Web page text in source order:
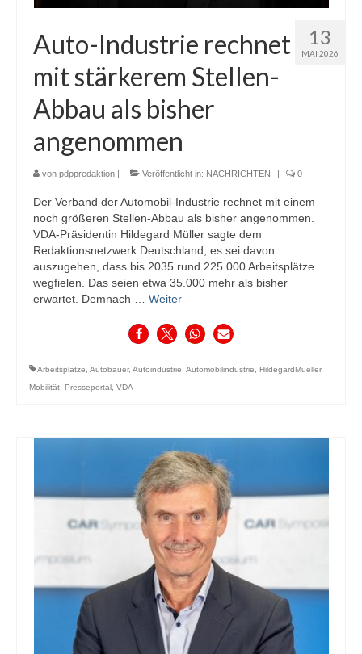
13
MAI 2026
Auto-Industrie rechnet
mit stärkerem Stellen-
Abbau als bisher
angenommen
von pdppredaktion | Veröffentlicht in: NACHRICHTEN | 0
Der Verband der Automobil-Industrie rechnet mit einem
noch größeren Stellen-Abbau als bisher angenommen.
VDA-Präsidentin Hildegard Müller sagte dem
Redaktionsnetzwerk Deutschland, es sei davon
auszugehen, dass bis 2035 rund 225.000 Arbeitsplätze
wegfielen. Das seien etwa 35.000 mehr als bisher
erwartet. Demnach … Weiter
Arbeitsplätze Autobauer, Autoindustrie Automobilindustrie HildegardMueller,
Mobilität Presseportal VDA